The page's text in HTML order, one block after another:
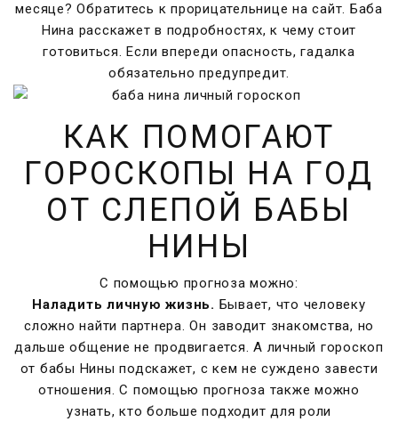
месяце? Обратитесь к прорицательнице на сайт. Баба
Нина расскажет в подробностях, к чему стоит
готовиться. Если впереди опасность, гадалка
обязательно предупредит.
КАК ПОМОГАЮТ
ГОРОСКОПЫ НА ГОД
ОТ СЛЕПОЙ БАБЫ
НИНЫ
С помощью прогноза можно:
Наладить личную жизнь. Бывает, что человеку
сложно найти партнера. Он заводит знакомства, но
дальше общение не продвигается. А личный гороскоп
от бабы Нины подскажет, с кем не суждено завести
отношения. С помощью прогноза также можно
узнать, кто больше подходит для роли